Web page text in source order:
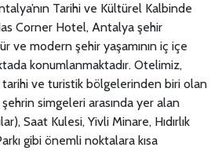
Tarihi ve Kültürel Kalbinde
Corner Hotel, Antalya şehir
ve modern şehir yaşamının iç içe
konumlanmaktadır. Otelimiz,
tarihi ve turistik bölgelerinden biri olan
simgeleri arasında yer alan
Saat Kulesi, Yivli Minare, Hıdırlık
gibi önemli noktalara kısa